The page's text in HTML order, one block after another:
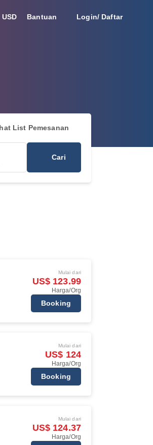
USD Bantuan Login/ Daftar
List Pemesanan
Cari
Mulai dari
US$ 123.99
Harga/Org
Booking
Mulai dari
US$ 124
Harga/Org
Booking
Mulai dari
US$ 124.37
Harga/Org